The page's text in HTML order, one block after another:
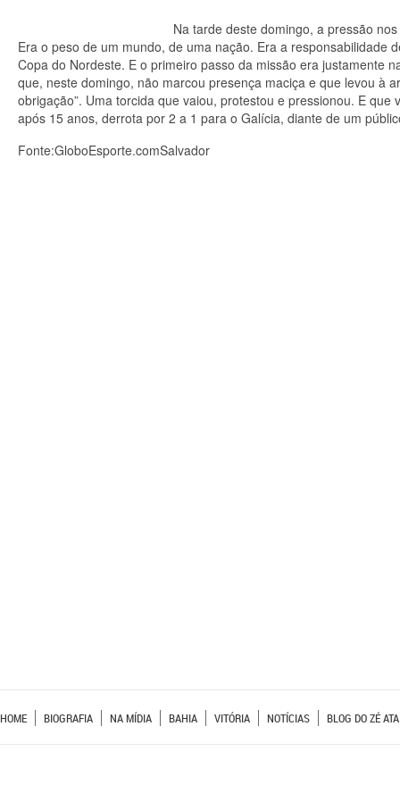
Na tarde deste domingo, a pressão
Era o peso de um mundo, de uma nação. Era a responsabilidade
Copa do Nordeste. E o primeiro passo da missão era justamente
que, neste domingo, não marcou presença maciça e que levou à
obrigação”. Uma torcida que vaiou, protestou e pressionou. E
após 15 anos, derrota por 2 a 1 para o Galícia, diante de um
Fonte:GloboEsporte.comSalvador
HOME BIOGRAFIA NA MÍDIA BAHIA VITÓRIA NOTÍCIAS BLOG DO ZÉ